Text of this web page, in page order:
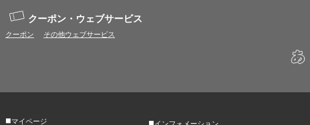
クーポン・ウェブサービス
クーポン その他ウェブサービス
■マイページ